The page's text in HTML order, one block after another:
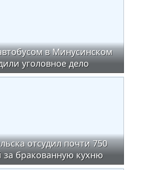
в Минусинском
уголовное дело
отсудил почти 750
за бракованную кухню